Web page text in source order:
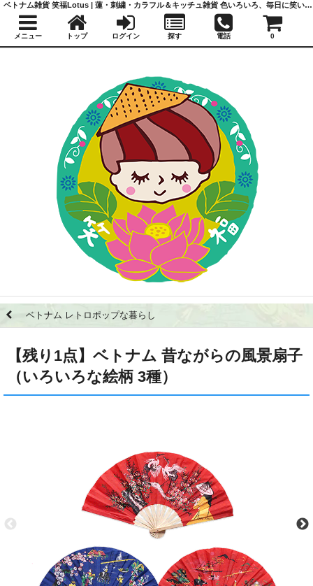
ベトナム レトロポップな暮らし
【残り1点】ベトナム 昔ながらの風景扇子
（いろいろな絵柄 3種）
ベトナム雑貨 笑福Lotus | 蓮・刺繍・カラフル＆キッチュ雑貨 色いろいろ、毎日に笑いと福を
メニュー トップ ログイン 探す 電話 0